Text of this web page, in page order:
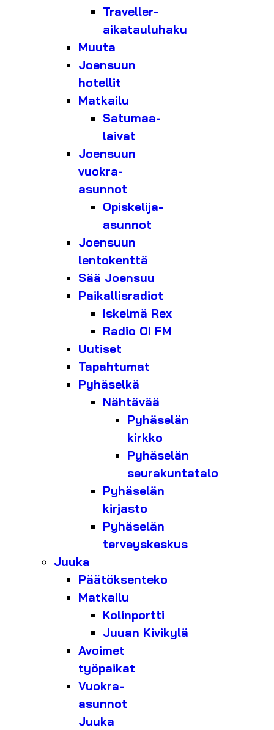
Traveller-
aikatauluhaku
Muuta
Joensuun
hotellit
Matkailu
Satumaa-
laivat
Joensuun
vuokra-
asunnot
Opiskelija-
asunnot
Joensuun
lentokenttä
Sää Joensuu
Paikallisradiot
Iskelmä Rex
Radio Oi FM
Uutiset
Tapahtumat
Pyhäselkä
Nähtävää
Pyhäselän
kirkko
Pyhäselän
seurakuntatalo
Pyhäselän
kirjasto
Pyhäselän
terveyskeskus
Juuka
Päätöksenteko
Matkailu
Kolinportti
Juuan Kivikylä
Avoimet
työpaikat
Vuokra-
asunnot
Juuka